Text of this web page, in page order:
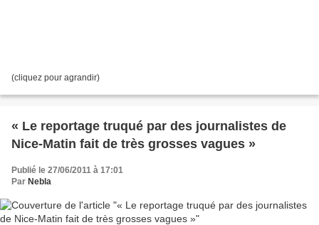
(cliquez pour agrandir)
« Le reportage truqué par des journalistes de
Nice-Matin fait de très grosses vagues »
Publié le 27/06/2011 à 17:01
Par Nebla